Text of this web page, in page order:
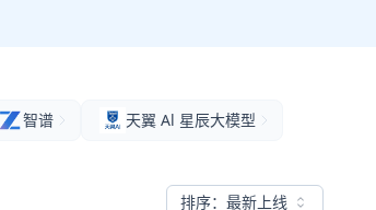
智谱 天翼 Al 星辰大模型
排序： 最新上线